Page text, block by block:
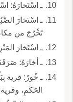
ـ اسْتَخارَهُ:
ـ اسْتَخارَ
تَخْرُجَ من
ـ اسْتَخارَ
ـ أخارَهُ:
ـ خُورُ: قرية
الحَكَمِ،